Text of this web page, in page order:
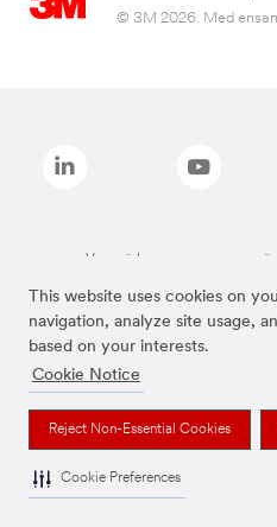
This website uses cookies on
navigation, analyze site usage,
based on your interests.
Cookie Notice
Reject Non-Essential Cookies
Cookie Preferences
© 3M 2026. Med
Varumärken som anges ovan